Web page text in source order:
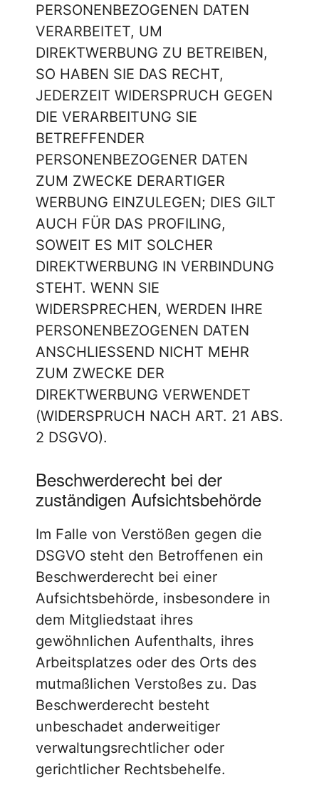
PERSONENBEZOGENEN DATEN
VERARBEITET, UM
DIREKTWERBUNG ZU BETREIBEN,
SO HABEN SIE DAS RECHT,
JEDERZEIT WIDERSPRUCH GEGEN
DIE VERARBEITUNG SIE
BETREFFENDER
PERSONENBEZOGENER DATEN
ZUM ZWECKE DERARTIGER
WERBUNG EINZULEGEN; DIES GILT
AUCH FÜR DAS PROFILING,
SOWEIT ES MIT SOLCHER
DIREKTWERBUNG IN VERBINDUNG
STEHT. WENN SIE
WIDERSPRECHEN, WERDEN IHRE
PERSONENBEZOGENEN DATEN
ANSCHLIESSEND NICHT MEHR
ZUM ZWECKE DER
DIREKTWERBUNG VERWENDET
(WIDERSPRUCH NACH ART. 21 ABS.
2 DSGVO).
Beschwerde­recht bei der
zuständigen Aufsichts­behörde
Im Falle von Verstößen gegen die
DSGVO steht den Betroffenen ein
Beschwerderecht bei einer
Aufsichtsbehörde, insbesondere in
dem Mitgliedstaat ihres
gewöhnlichen Aufenthalts, ihres
Arbeitsplatzes oder des Orts des
mutmaßlichen Verstoßes zu. Das
Beschwerderecht besteht
unbeschadet anderweitiger
verwaltungsrechtlicher oder
gerichtlicher Rechtsbehelfe.